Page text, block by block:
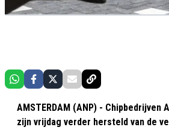
AMSTERDAM (ANP) - Chipbedrijven
zijn vrijdag verder hersteld van de